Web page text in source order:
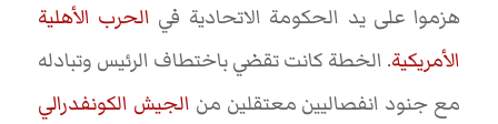
هزموا على يد الحكومة الاتحادية في الحرب الأهلية
الأمريكية. الخطة كانت تقضي باختطاف الرئيس وتبادله
مع جنود انفصاليين معتقلين من الجيش الكونفدرالي